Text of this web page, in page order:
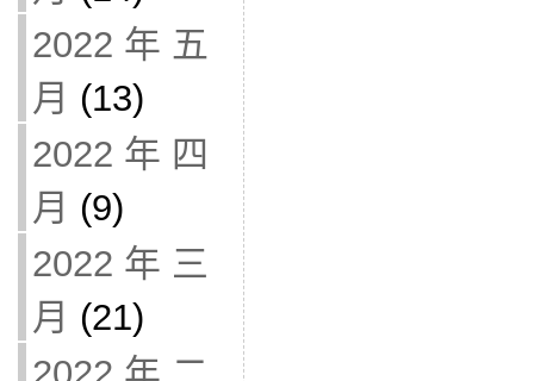
2022 年 五
月 (13)
2022 年 四
月 (9)
2022 年 三
月 (21)